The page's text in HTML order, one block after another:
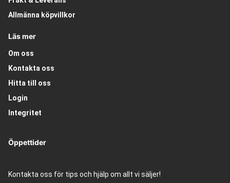
Allmänna köpvillkor
Läs mer
Om oss
Kontakta oss
Hitta till oss
Login
Integritet
Öppettider
Kontakta oss för tips och hjälp om allt vi säljer!